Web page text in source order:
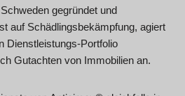
gegründet und
auf Schädlingsbekämpfung, agiert
Dienstleistungs-Portfolio
Gutachten von Immobilien an.